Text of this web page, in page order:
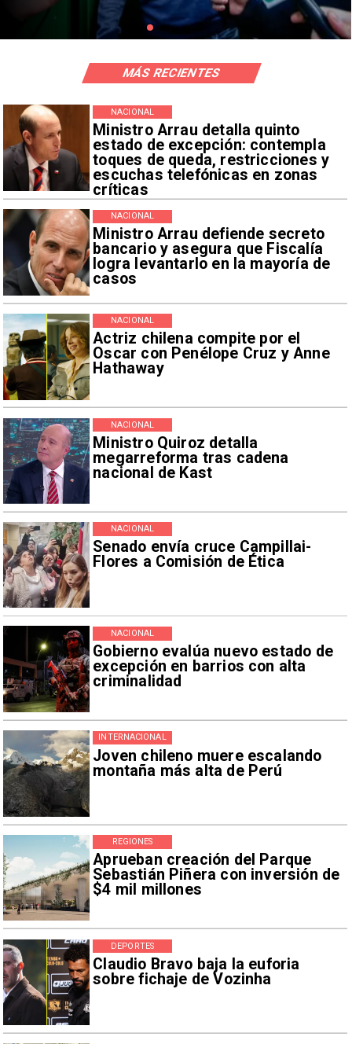
Ministro Arrau detalla quinto
estado de excepción: contempla
toques de queda, restricciones y
escuchas telefónicas en zonas
críticas
NACIONAL
Ministro Arrau defiende secreto
bancario y asegura que Fiscalía
logra levantarlo en la mayoría de
casos
NACIONAL
Actriz chilena compite por el
Oscar con Penélope Cruz y Anne
Hathaway
NACIONAL
Ministro Quiroz detalla
megarreforma tras cadena
nacional de Kast
NACIONAL
Senado envía cruce Campillai-
Flores a Comisión de Ética
NACIONAL
Gobierno evalúa nuevo estado de
excepción en barrios con alta
criminalidad
NACIONAL
Joven chileno muere escalando
montaña más alta de Perú
INTERNACIONAL
Aprueban creación del Parque
Sebastián Piñera con inversión de
$4 mil millones
REGIONES
Claudio Bravo baja la euforia
sobre fichaje de Vozinha
DEPORTES
MÁS RECIENTES